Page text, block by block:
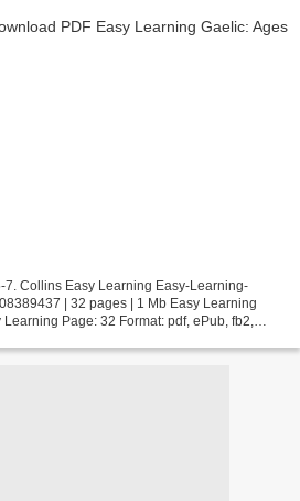
7. Collins Easy Learning Easy-Learning-
| 32 pages | 1 Mb Easy Learning
Page: 32 Format: pdf, ePub, fb2,